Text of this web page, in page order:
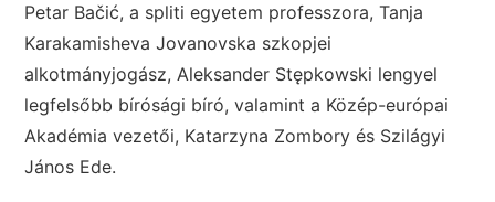
Petar Bačić, a spliti egyetem professzora, Tanja
Karakamisheva Jovanovska szkopjei
alkotmányjogász, Aleksander Stępkowski lengyel
legfelsőbb bírósági bíró, valamint a Közép-európai
Akadémia vezetői, Katarzyna Zombory és Szilágyi
János Ede.